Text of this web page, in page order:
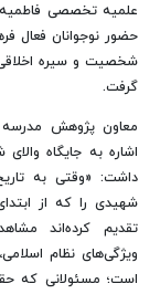
علمیه تخصصی فاطمیه
حضور نوجوانان فعال
شخصیت و سیره
گرفت.
معاون پژوهش
اشاره به جایگاه
داشت: «وقتی به
شهیدی را که از
تقدیم کرده‌اند
ویژگی‌های نظام
است؛ مسئولانی که